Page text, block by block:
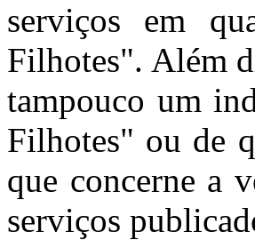
serviços em
Filhotes". Além
tampouco um
Filhotes" ou de
que concerne a
serviços